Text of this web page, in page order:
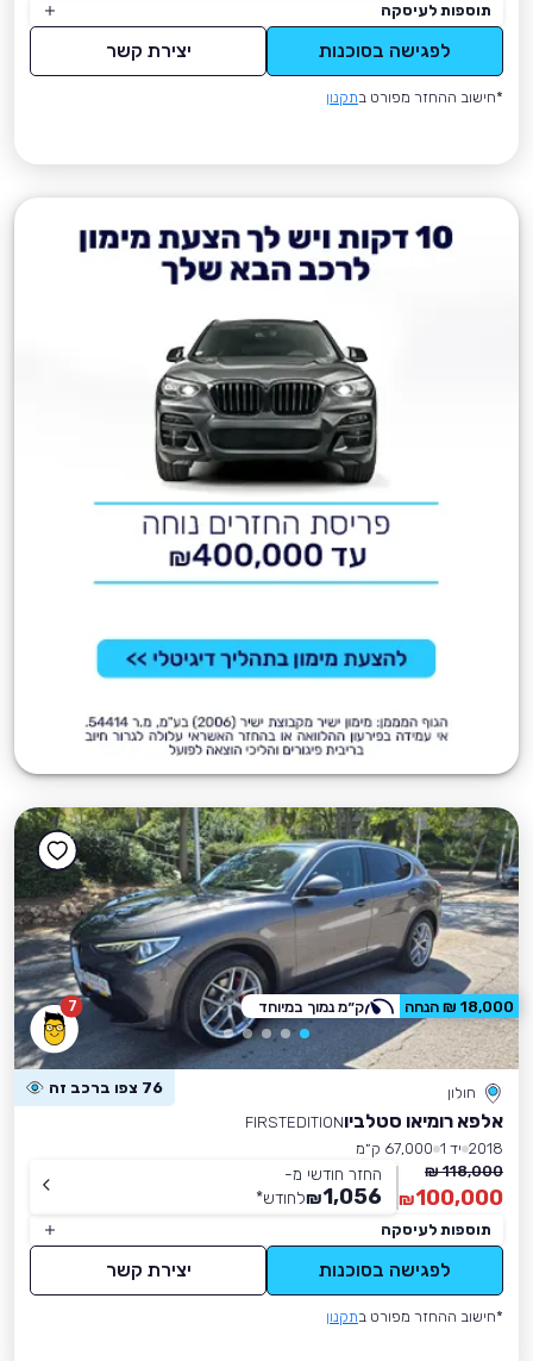
תוספות לעיסקה
לפגישה בסוכנות יצירת קשר
*חישוב ההחזר מפורט בתקנון
7
חולון 76 צפו ברכב זה
אלפא רומיאו סטלביוFIRSTEDITION
2018 יד 1
67,000 ק״מ
118,000 ₪
100,000
₪
החזר חודשי מ-
1,056
₪לחודש*
תוספות לעיסקה
לפגישה בסוכנות יצירת קשר
*חישוב ההחזר מפורט בתקנון
18,000 ₪ הנחה ק״מ נמוך במיוחד